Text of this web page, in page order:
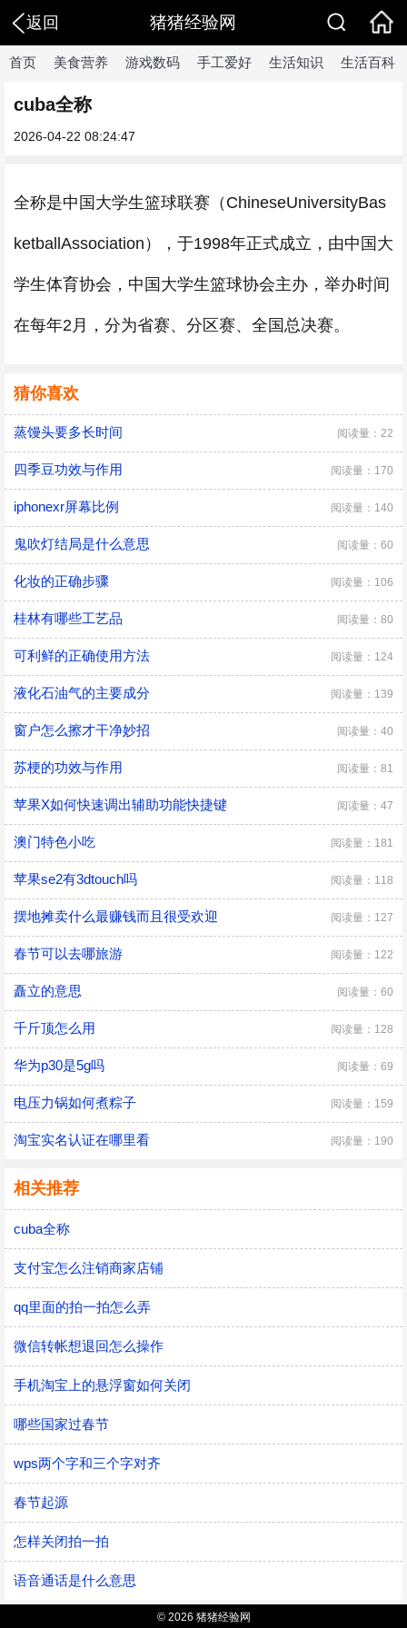
返回 猪猪经验网
首页 美食营养 游戏数码 手工爱好 生活知识 生活百科
cuba全称
2026-04-22 08:24:47
全称是中国大学生篮球联赛（ChineseUniversityBas
ketballAssociation），于1998年正式成立，由中国大
学生体育协会，中国大学生篮球协会主办，举办时间
在每年2月，分为省赛、分区赛、全国总决赛。
猜你喜欢
蒸馒头要多长时间 阅读量：22
四季豆功效与作用 阅读量：170
iphonexr屏幕比例 阅读量：140
鬼吹灯结局是什么意思 阅读量：60
化妆的正确步骤 阅读量：106
桂林有哪些工艺品 阅读量：80
可利鲜的正确使用方法 阅读量：124
液化石油气的主要成分 阅读量：139
窗户怎么擦才干净妙招 阅读量：40
苏梗的功效与作用 阅读量：81
苹果X如何快速调出辅助功能快捷键 阅读量：47
澳门特色小吃 阅读量：181
苹果se2有3dtouch吗 阅读量：118
摆地摊卖什么最赚钱而且很受欢迎 阅读量：127
春节可以去哪旅游 阅读量：122
矗立的意思 阅读量：60
千斤顶怎么用 阅读量：128
华为p30是5g吗 阅读量：69
电压力锅如何煮粽子 阅读量：159
淘宝实名认证在哪里看 阅读量：190
相关推荐
cuba全称
支付宝怎么注销商家店铺
qq里面的拍一拍怎么弄
微信转帐想退回怎么操作
手机淘宝上的悬浮窗如何关闭
哪些国家过春节
wps两个字和三个字对齐
春节起源
怎样关闭拍一拍
语音通话是什么意思
© 2026 猪猪经验网